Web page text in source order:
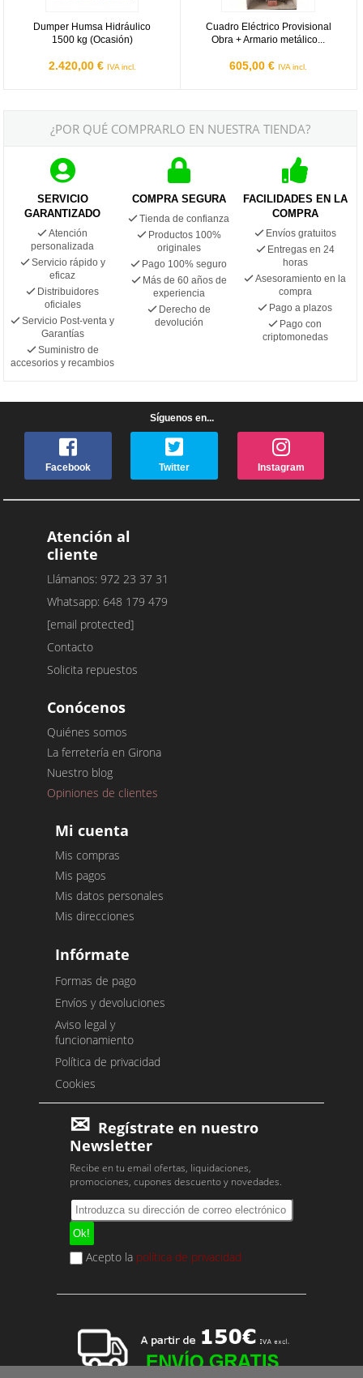
Dumper Humsa Hidráulico
1500 kg (Ocasión)
2.420,00 € IVA incl.
Cuadro Eléctrico Provisional
Obra + Armario metálico...
605,00 € IVA incl.
¿POR QUÉ COMPRARLO EN NUESTRA TIENDA?
SERVICIO
GARANTIZADO
Atención
personalizada
Servicio rápido y
eficaz
Distribuidores
oficiales
Servicio Post-venta y
Garantías
Suministro de
accesorios y recambios
COMPRA SEGURA
Tienda de confianza
Productos 100%
originales
Pago 100% seguro
Más de 60 años de
experiencia
Derecho de
devolución
FACILIDADES EN LA
COMPRA
Envíos gratuitos
Entregas en 24
horas
Asesoramiento en la
compra
Pago a plazos
Pago con
criptomonedas
Síguenos en...
Facebook Twitter Instagram
Atención al
cliente
Llámanos: 972 23 37 31
Whatsapp: 648 179 479
[email protected]
Contacto
Solicita repuestos
Conócenos
Quiénes somos
La ferretería en Girona
Nuestro blog
Opiniones de clientes
Mi cuenta
Mis compras
Mis pagos
Mis datos personales
Mis direcciones
Infórmate
Formas de pago
Envíos y devoluciones
Aviso legal y
funcionamiento
Política de privacidad
Cookies
Regístrate en nuestro
Newsletter
Recibe en tu email ofertas, liquidaciones,
promociones, cupones descuento y novedades.
Acepto la política de privacidad